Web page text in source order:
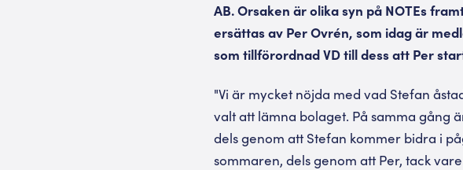
AB. Orsaken är olika syn på NOTEs
ersättas av Per Ovrén, som idag är
som tillförordnad VD till dess att Per
"Vi är mycket nöjda med vad Stefan
valt att lämna bolaget. På samma gång
dels genom att Stefan kommer bidra i
sommaren, dels genom att Per, tack